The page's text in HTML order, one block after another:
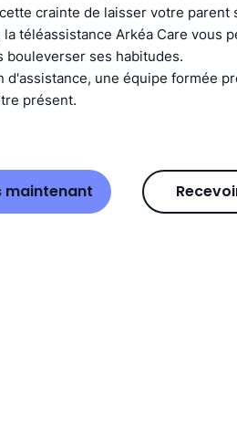
crainte de laisser votre
téléassistance Arkéa Care vous
bouleverser ses habitudes.
d'assistance, une équipe formée
présent.
maintenant